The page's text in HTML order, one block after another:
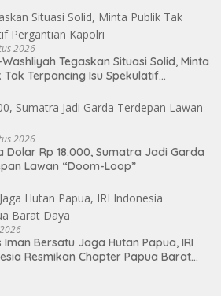
2026
Washliyah Tegaskan Situasi Solid, Minta
Tak Terpancing Isu Spekulatif
2026
Dolar Rp 18.000, Sumatra Jadi Garda
Lawan “Doom-Loop”
Iman Bersatu Jaga Hutan Papua, IRI
Resmikan Chapter Papua Barat